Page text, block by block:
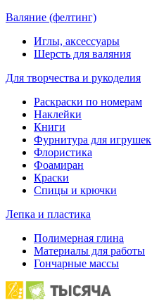
Валяние (фелтинг)
Иглы, аксессуары
Шерсть для валяния
Для творчества и рукоделия
Раскраски по номерам
Наклейки
Книги
Фурнитура для игрушек
Флористика
Фоамиран
Краски
Спицы и крючки
Лепка и пластика
Полимерная глина
Материалы для работы
Гончарные массы